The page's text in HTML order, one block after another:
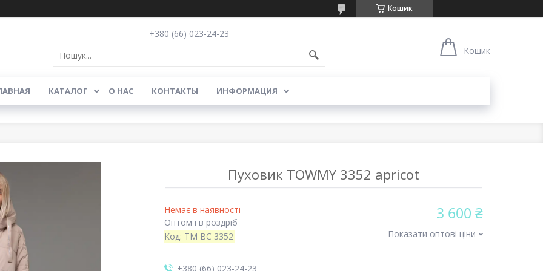
Кошик
+380 (66) 023-24-23
Кошик
КАТАЛОГ О НАС КОНТАКТЫ ИНФОРМАЦИЯ
Пуховик TOWMY 3352 apricot
Немає в наявності
Оптом і в роздріб
Код: TM BC 3352
3 600 ₴
Показати оптові ціни
+380 (66) 023-24-23